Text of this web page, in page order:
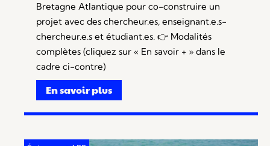
Bretagne Atlantique pour co-construire un
projet avec des chercheur.es, enseignant.e.s-
chercheur.e.s et étudiant.es. 👉 Modalités
complètes (cliquez sur « En savoir + » dans le
cadre ci-contre)
En savoir plus